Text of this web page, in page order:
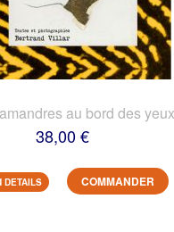
au bord des yeux
38,00 €
DETAILS COMMANDER